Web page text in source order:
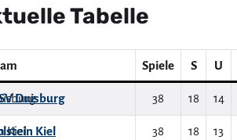
Tabelle
Spiele S U
Duisburg 38 18 14
Kiel 38 18 13